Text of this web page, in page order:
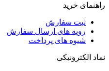
راهنمای خرید
ثبت سفارش
رویه های ارسال سفارش
شیوه های پرداخت
نماد الکترونیکی